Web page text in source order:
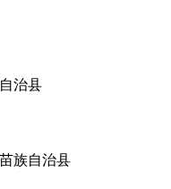
治县
族自治县